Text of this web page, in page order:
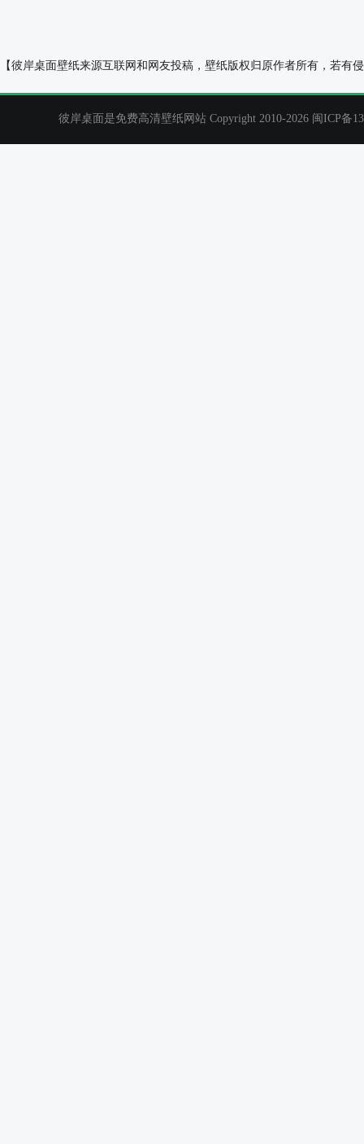
【彼岸桌面壁纸来源互联网和网友投稿，壁纸版权归原作者所有，若
彼岸桌面是免费高清壁纸网站 Copyright 2010-2026 闽ICP备